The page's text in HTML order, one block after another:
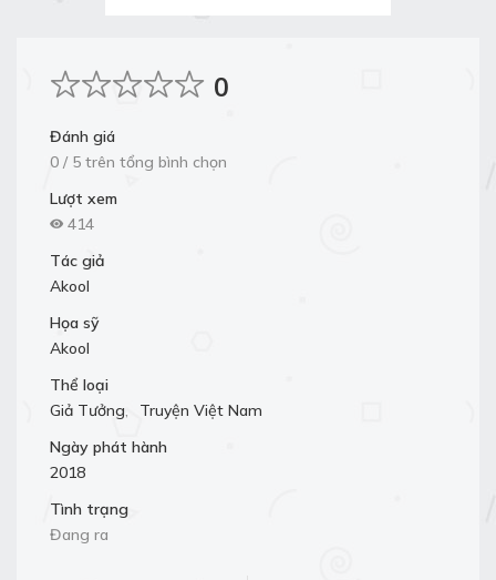
0
Đánh giá
0 / 5 trên tổng bình chọn
Lượt xem
414
Tác giả
Akool
Họa sỹ
Akool
Thể loại
Giả Tưởng,
Truyện Việt Nam
Ngày phát hành
2018
Tình trạng
Đang ra